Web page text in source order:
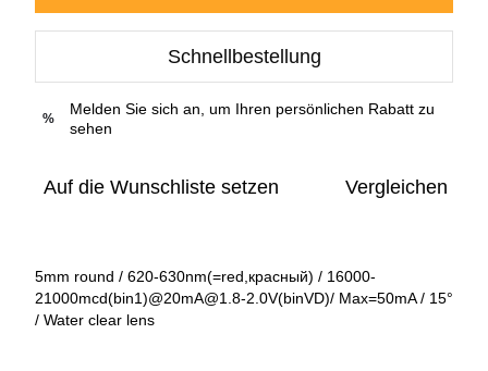
Schnellbestellung
%
Melden Sie sich an, um Ihren persönlichen Rabatt zu
sehen
Auf die Wunschliste setzen Vergleichen
5mm round / 620-630nm(=red,красный) / 16000-
21000mcd(bin1)@20mA@1.8-2.0V(binVD)/ Max=50mA / 15°
/ Water clear lens